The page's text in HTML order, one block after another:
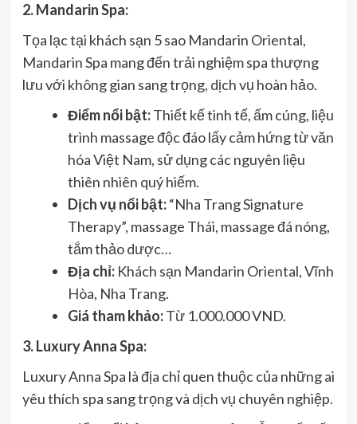
2. Mandarin Spa:
Tọa lạc tại khách sạn 5 sao Mandarin Oriental,
Mandarin Spa mang đến trải nghiệm spa thượng
lưu với không gian sang trọng, dịch vụ hoàn hảo.
Điểm nổi bật:Thiết kế tinh tế, ấm cúng, liệu
trình massage độc đáo lấy cảm hứng từ văn
hóa Việt Nam, sử dụng các nguyên liệu
thiên nhiên quý hiếm.
Dịch vụ nổi bật:“Nha Trang Signature
Therapy”, massage Thái, massage đá nóng,
tắm thảo dược…
Địa chỉ:Khách sạn Mandarin Oriental, Vĩnh
Hòa, Nha Trang.
Giá tham khảo:Từ 1.000.000 VND.
3. Luxury Anna Spa:
Luxury Anna Spa là địa chỉ quen thuộc của những ai
yêu thích spa sang trọng và dịch vụ chuyên nghiệp.